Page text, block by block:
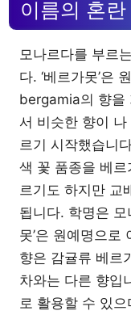
이름의 혼
모나르다를 부르
다. ‘베르가못’은
bergamia의 향을
서 비슷한 향이 나
르기 시작했습니
색 꽃 품종을 베
르기도 하지만 교
됩니다. 학명은
못’은 원예명으로
향은 감귤류 베르
차와는 다른 향입
로 활용할 수 있